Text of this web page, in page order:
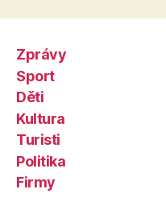
Zprávy
Sport
Děti
Kultura
Turisti
Politika
Firmy